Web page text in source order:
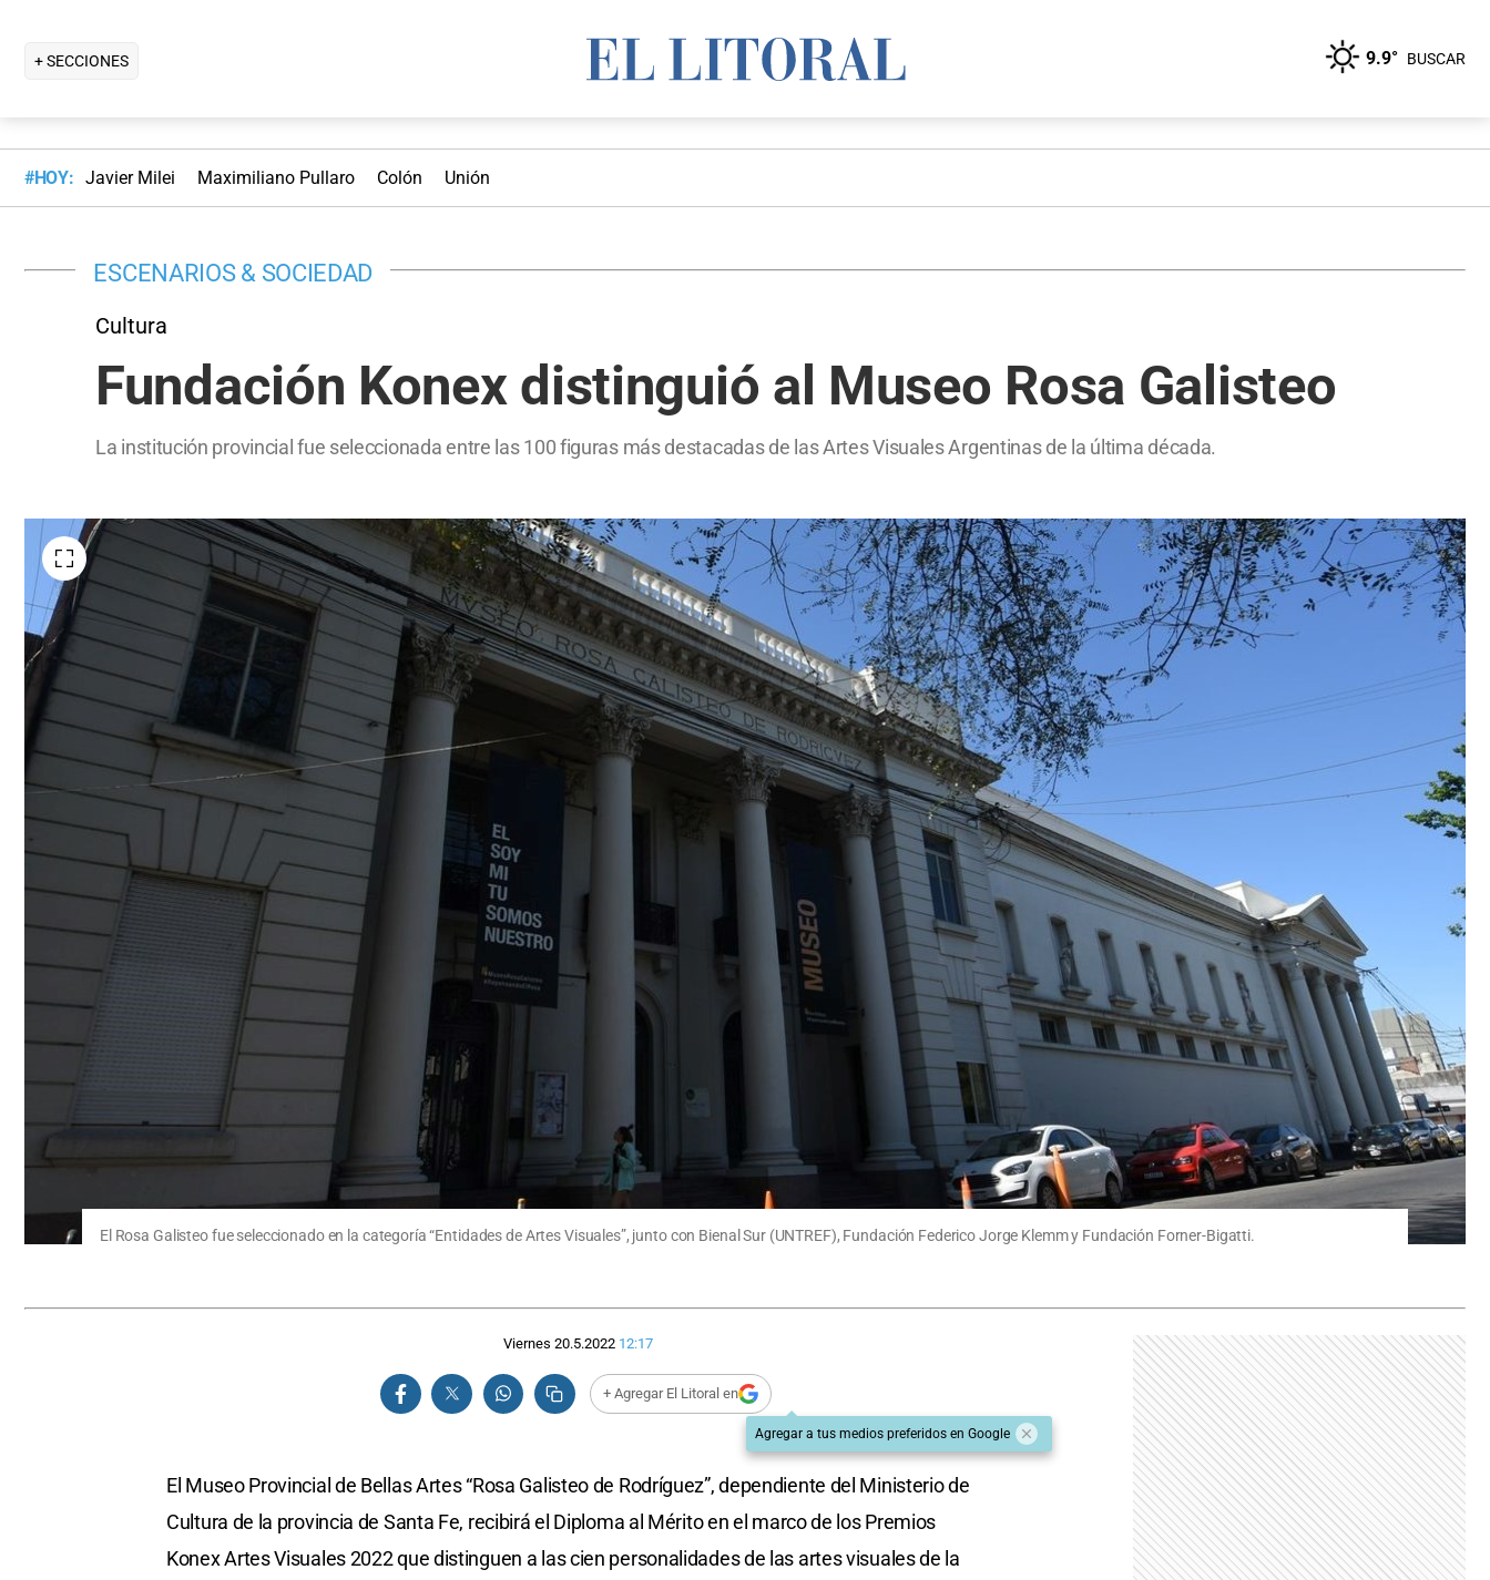
+ SECCIONES 9.9° BUSCAR
#HOY: Javier Milei Maximiliano Pullaro Colón Unión
ESCENARIOS & SOCIEDAD
Cultura
Fundación Konex distinguió al Museo Rosa Galisteo
La institución provincial fue seleccionada entre las 100 figuras más destacadas de las Artes Visuales Argentinas de la última década.
El Rosa Galisteo fue seleccionado en la categoría “Entidades de Artes Visuales”, junto con Bienal Sur (UNTREF), Fundación Federico Jorge Klemm y Fundación Forner-Bigatti.
Viernes 20.5.2022 12:17
+ Agregar El Litoral en
Agregar a tus medios preferidos en Google
El Museo Provincial de Bellas Artes “Rosa Galisteo de Rodríguez”, dependiente del Ministerio de
Cultura de la provincia de Santa Fe, recibirá el Diploma al Mérito en el marco de los Premios
Konex Artes Visuales 2022 que distinguen a las cien personalidades de las artes visuales de la